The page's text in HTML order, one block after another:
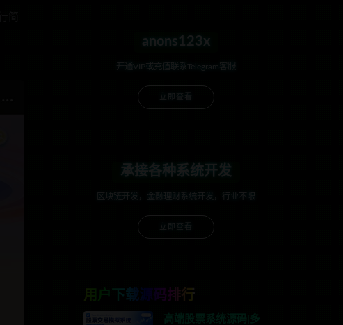
anons123x
开通VIP或充值联系Telegram客服
立即查看
承接各种系统开发
区块链开发，金融理财系统开发，行业不限
立即查看
用户下载源码排行
高端股票系统源码|多